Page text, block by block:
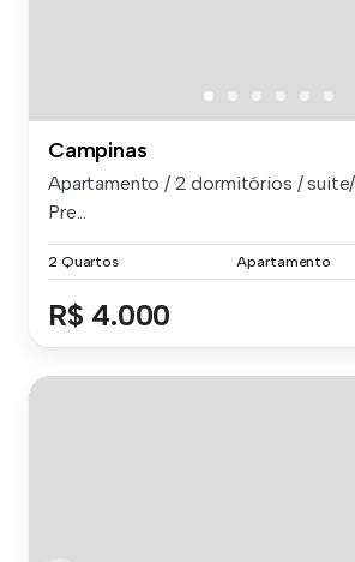
Campinas
Apartamento / 2 dormitórios /
Pre...
2 Quartos Apartamento
R$ 4.000